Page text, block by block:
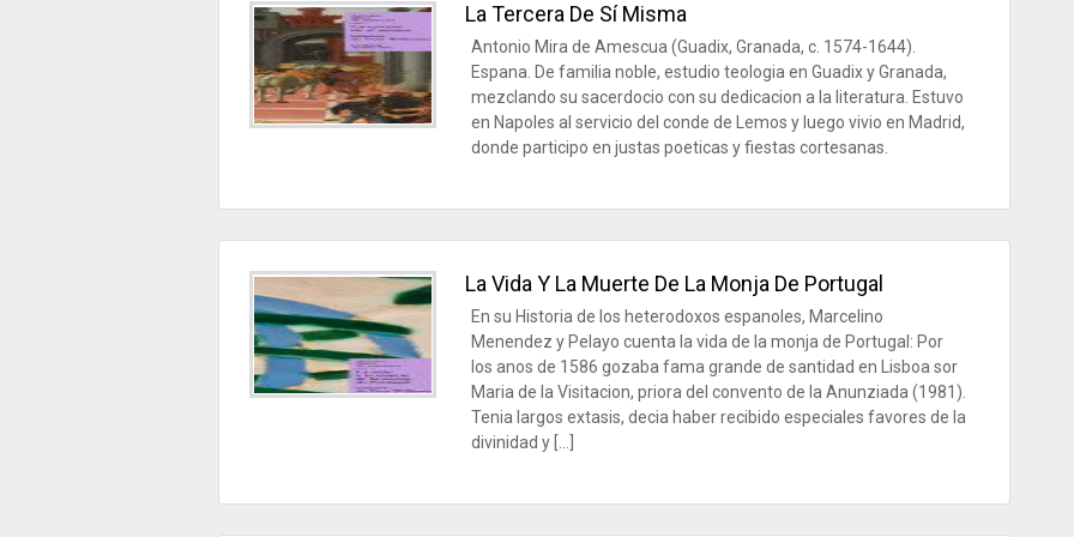
La Tercera De Sí Misma
Antonio Mira de Amescua (Guadix, Granada, c. 1574-1644).
Espana. De familia noble, estudio teologia en Guadix y Granada,
mezclando su sacerdocio con su dedicacion a la literatura. Estuvo
en Napoles al servicio del conde de Lemos y luego vivio en Madrid,
donde participo en justas poeticas y fiestas cortesanas.
La Vida Y La Muerte De La Monja De Portugal
En su Historia de los heterodoxos espanoles, Marcelino
Menendez y Pelayo cuenta la vida de la monja de Portugal: Por
los anos de 1586 gozaba fama grande de santidad en Lisboa sor
Maria de la Visitacion, priora del convento de la Anunziada (1981).
Tenia largos extasis, decia haber recibido especiales favores de la
divinidad y […]